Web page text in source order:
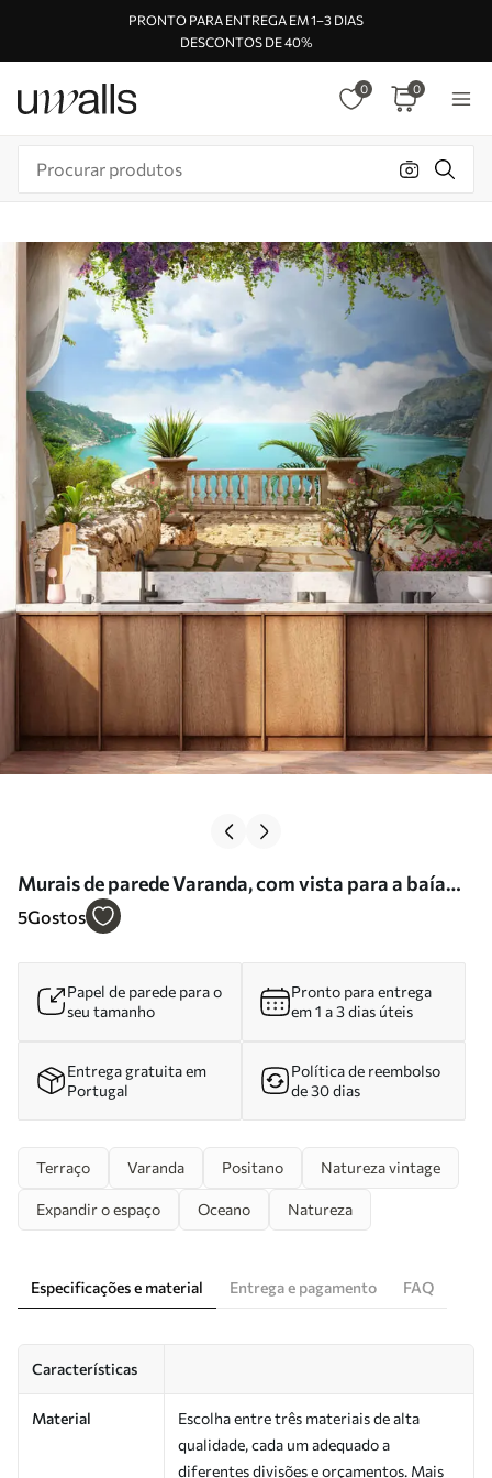
PRONTO PARA ENTREGA EM 1–3 DIAS
DESCONTOS DE 40%
0 0
Murais de parede Varanda, com vista para a baía
Nr. u68055
5Gostos
Papel de parede para o
seu tamanho
Pronto para entrega
em 1 a 3 dias úteis
Entrega gratuita em
Portugal
Política de reembolso
de 30 dias
Terraço Varanda Positano Natureza vintage
Expandir o espaço Oceano Natureza
Especificações e material Entrega e pagamento FAQ
Características
Material
Escolha entre três materiais de alta
qualidade, cada um adequado a
diferentes divisões e orçamentos. Mais